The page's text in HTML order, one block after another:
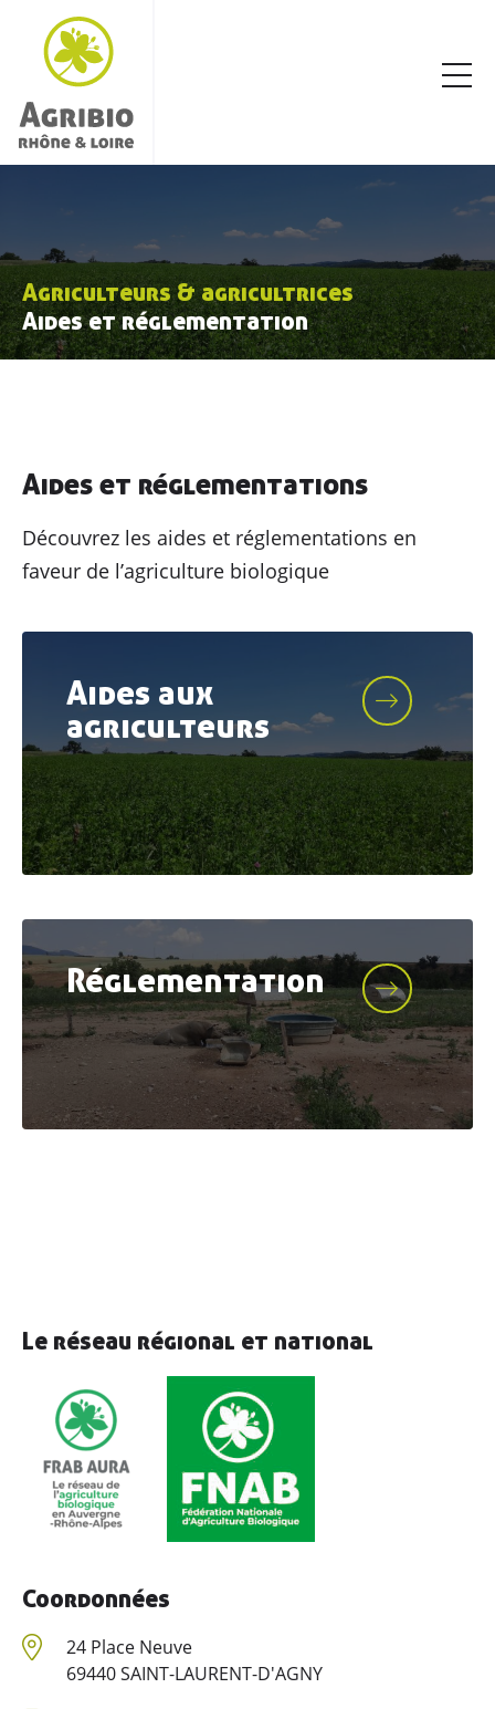
Agriculteurs & agricultrices
Aides et réglementation
Aides et réglementations
Découvrez les aides et réglementations en
faveur de l’agriculture biologique
Aides aux
agriculteurs
Réglementation
Le réseau régional et national
Coordonnées
24 Place Neuve
69440 SAINT-LAURENT-D'AGNY
DécouvrirAGRIBIO
Agriculteurs& agricultrices
Enseignement & associations
Actualités
Ressources
Contacter AGRIBIO
Devenir adhérent